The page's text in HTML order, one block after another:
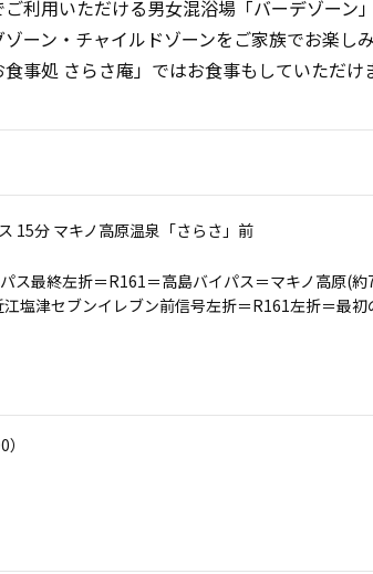
ご利用いただける男女混浴場「バーデゾーン
ーン・チャイルドゾーンをご家族でお楽しみ
事処 さらさ庵」ではお食事もしていただけ
15分 マキノ高原温泉「さらさ」前
ス最終左折＝R161＝高島バイパス＝マキノ高原(約
塩津セブンイレブン前信号左折＝R161左折＝最初